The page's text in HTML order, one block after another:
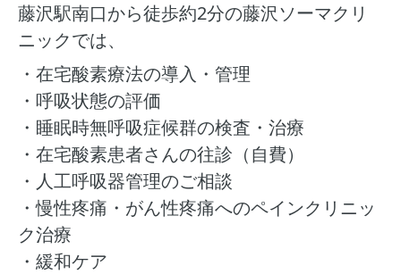
藤沢駅南口から徒歩約2分の藤沢ソーマクリ
ニックでは、
・在宅酸素療法の導入・管理
・呼吸状態の評価
・睡眠時無呼吸症候群の検査・治療
・在宅酸素患者さんの往診（自費）
・人工呼吸器管理のご相談
・慢性疼痛・がん性疼痛へのペインクリニッ
ク治療
・緩和ケア